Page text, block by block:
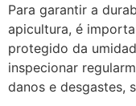
Para garantir a
apicultura, é
protegido da
inspecionar
danos e desgastes,